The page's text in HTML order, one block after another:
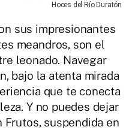
Hoces del Río Duratón
sus impresionantes
meandros, son el
leonado. Navegar
bajo la atenta mirada
que te conecta
Y no puedes dejar
Frutos, suspendida en